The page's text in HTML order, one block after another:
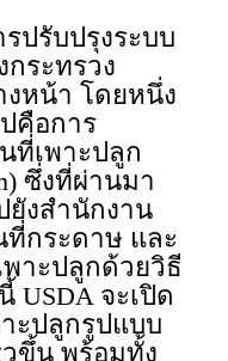
ปรับปรุงระบบ
ระทรวง
งหน้า โดยหนึ่ง
คือการ
ที่เพาะปลูก
ซึ่งที่ผ่านมา
ยังสำนักงาน
ที่กระดาษ และ
าะปลูกด้วยวิธี
USDA จะเปิด
ะปลูกรูปแบบ
ขึ้น พร้อมทั้ง